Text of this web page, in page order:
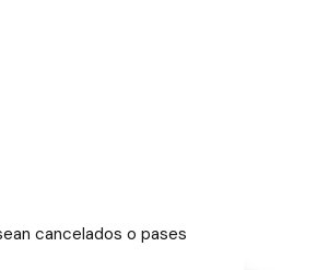
sean cancelados o pases